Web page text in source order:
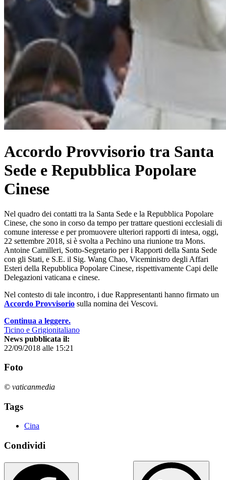
Accordo Provvisorio tra Santa
Sede e Repubblica Popolare
Cinese
Nel quadro dei contatti tra la Santa Sede e la Repubblica Popolare
Cinese, che sono in corso da tempo per trattare questioni ecclesiali di
comune interesse e per promuovere ulteriori rapporti di intesa, oggi,
22 settembre 2018, si è svolta a Pechino una riunione tra Mons.
Antoine Camilleri, Sotto-Segretario per i Rapporti della Santa Sede
con gli Stati, e S.E. il Sig. Wang Chao, Viceministro degli Affari
Esteri della Repubblica Popolare Cinese, rispettivamente Capi delle
Delegazioni vaticana e cinese.
Nel contesto di tale incontro, i due Rappresentanti hanno firmato un
Accordo Provvisorio sulla nomina dei Vescovi.
Continua a leggere.
Ticino e Grigionitaliano
News pubblicata il:
22/09/2018 alle 15:21
Foto
© vaticanmedia
Tags
Cina
Condividi